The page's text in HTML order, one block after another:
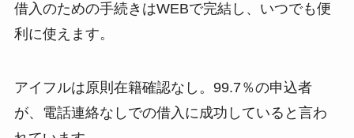
借入のための手続きはWEBで完結し、いつでも便
利に使えます。
アイフルは原則在籍確認なし。99.7％の申込者
が、電話連絡なしでの借入に成功していると言わ